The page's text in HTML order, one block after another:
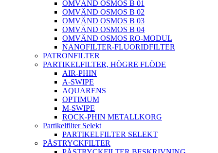
OMVÄND OSMOS B 01
OMVÄND OSMOS B 02
OMVÄND OSMOS B 03
OMVÄND OSMOS B 04
OMVÄND OSMOS RO-MODUL
NANOFILTER-FLUORIDFILTER
PATRONFILTER
PARTIKELFILTER, HÖGRE FLÖDE
AIR-PHIN
A-SWIPE
AQUARENS
OPTIMUM
M-SWIPE
ROCK-PHIN METALLKORG
Partikelfilter Selekt
PARTIKELFILTER SELEKT
PÅSTRYCKFILTER